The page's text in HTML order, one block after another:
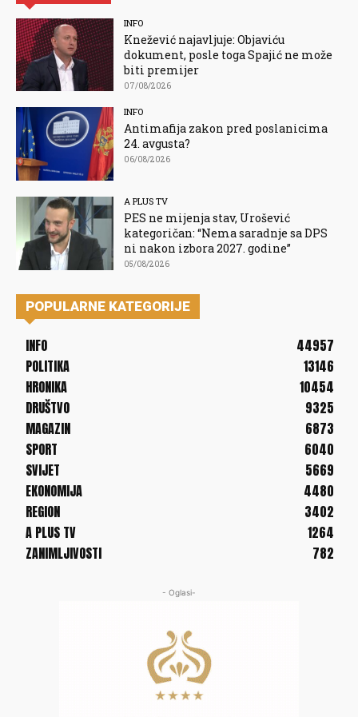
INFO
Knežević najavljuje: Objaviću
dokument, posle toga Spajić ne može
biti premijer
07/08/2026
INFO
Antimafija zakon pred poslanicima
24. avgusta?
06/08/2026
A PLUS TV
PES ne mijenja stav, Urošević
kategoričan: “Nema saradnje sa DPS
ni nakon izbora 2027. godine”
05/08/2026
POPULARNE KATEGORIJE
INFO
44957
POLITIKA
13146
HRONIKA
10454
DRUŠTVO
9325
MAGAZIN
6873
SPORT
6040
SVIJET
5669
EKONOMIJA
4480
REGION
3402
A PLUS TV
1264
ZANIMLJIVOSTI
782
- Oglasi-